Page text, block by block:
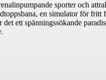
sporter och
en simulator för fritt
ett spänningssökande